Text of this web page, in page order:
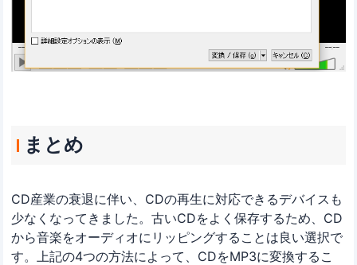
まとめ
CD産業の衰退に伴い、CDの再生に対応できるデバイスも
少なくなってきました。古いCDをよく保存するため、CD
から音楽をオーディオにリッピングすることは良い選択で
す。上記の4つの方法によって、CDをMP3に変換するこ